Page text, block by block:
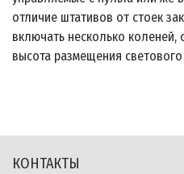
отличие штативов от стоек
включать несколько
высота размещения
КОНТАКТЫ